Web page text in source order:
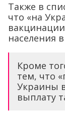
Также в
что «на
населения
Кроме
тем, что
Украины
выплату